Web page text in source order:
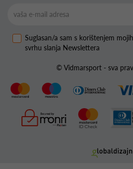
Suglasan/a sam s korištenjem
svrhu slanja Newslettera
© Vidmarsport - sva